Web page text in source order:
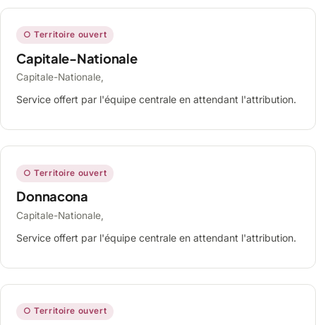
○ Territoire ouvert
Capitale-Nationale
Capitale-Nationale,
Service offert par l'équipe centrale en attendant l'attribution.
○ Territoire ouvert
Donnacona
Capitale-Nationale,
Service offert par l'équipe centrale en attendant l'attribution.
○ Territoire ouvert